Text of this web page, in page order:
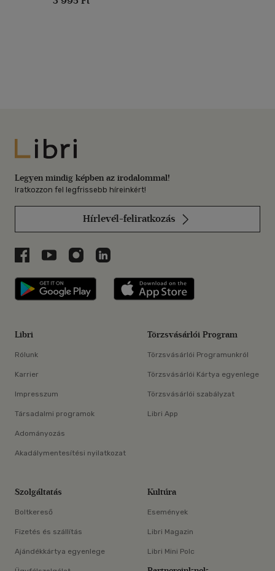
Libri
Legyen mindig képben az irodalommal!
Iratkozzon fel legfrissebb híreinkért!
Hírlevél-feliratkozás
Libri a Facebookon
Libri a Youtube-on
Libri az Instagramon
Libri a LinkedInen
Libri applikáció Szerezd meg: Google
Libri
Rólunk
Karrier
Impresszum
Társadalmi programok
Adományozás
Akadálymentesítési nyilatkozat
Törzsvásárlói Program
Törzsvásárlói Programunkról
Törzsvásárlói Kártya egyenlege
Törzsvásárlói szabályzat
Libri App
Szolgáltatás
Boltkereső
Fizetés és szállítás
Ajándékkártya egyenlege
Kultúra
Események
Libri Magazin
Libri Mini Polc